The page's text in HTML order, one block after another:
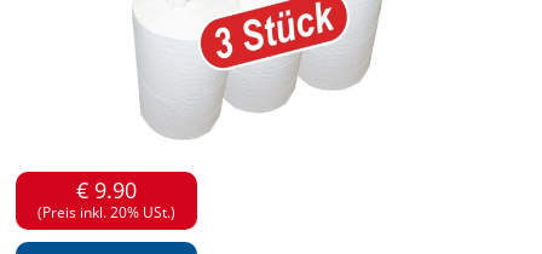
€ 9.90
(Preis inkl. 20% USt.)